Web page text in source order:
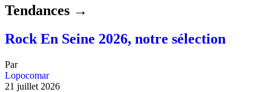
Tendances →
Rock En Seine 2026, notre sélection
Par
Lopocomar
21 juillet 2026